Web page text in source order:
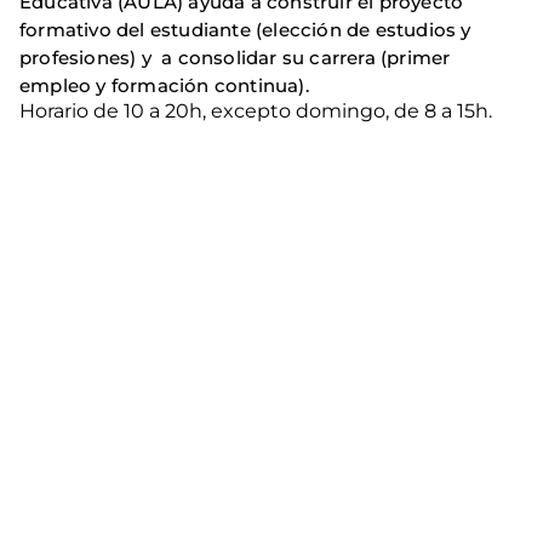
formativo del estudiante (elección de estudios y
profesiones) y a consolidar su carrera (primer
empleo y formación continua).
Horario de 10 a 20h, excepto domingo, de 8 a 15h.